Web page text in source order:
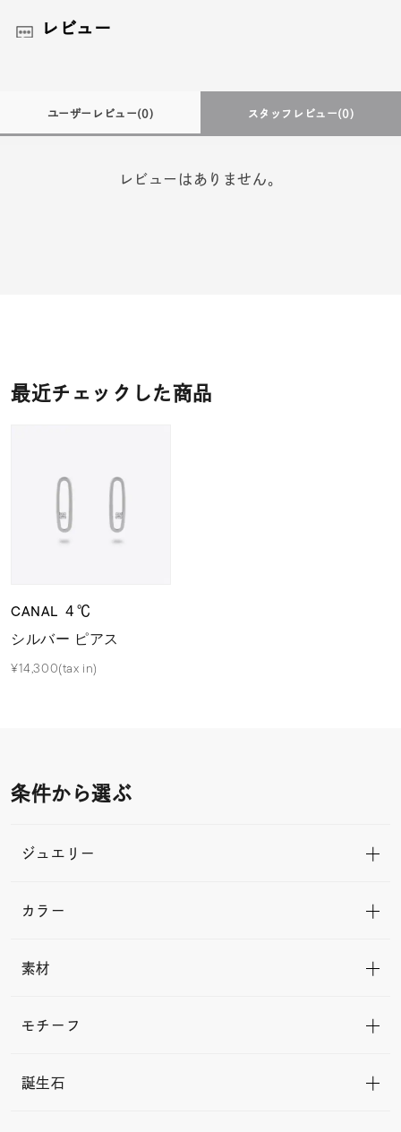
レビュー
ユーザーレビュー(0) スタッフレビュー(0)
レビューはありません。
最近チェックした商品
CANAL ４℃
シルバー ピアス
¥14,300(tax in)
条件から選ぶ
ジュエリー
カラー
素材
モチーフ
誕生石